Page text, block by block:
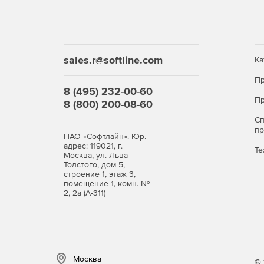
sales.r@softline.com
8 (495) 232-00-60
8 (800) 200-08-60
ПАО «Софтлайн». Юр.
адрес: 119021, г.
Москва, ул. Льва
Толстого, дом 5,
строение 1, этаж 3,
помещение 1, комн. №
2, 2а (А-311)
Москва ©